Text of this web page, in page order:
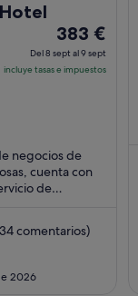
El
precio
es
del
9
383 €
Del 8 sept al 9 sept
incluye tasas e impuestos
negocios de
cuenta con
de
comentarios)
2026